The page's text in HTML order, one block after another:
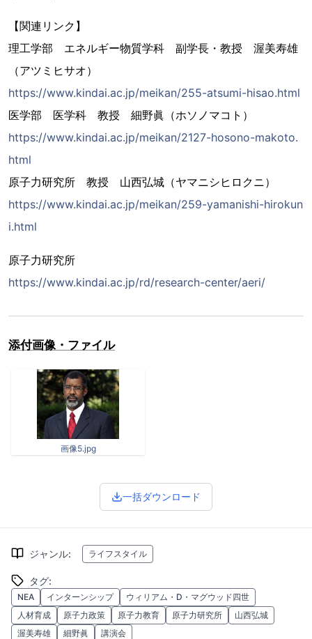
【関連リンク】
理工学部 エネルギー物質学科 副学長・教授 渥美寿雄
（アツミヒサオ）
https://www.kindai.ac.jp/meikan/255-atsumi-hisao.html
医学部 医学科 教授 細野眞（ホソノマコト）
https://www.kindai.ac.jp/meikan/2127-hosono-makoto.
html
原子力研究所 教授 山西弘城（ヤマニシヒロクニ）
https://www.kindai.ac.jp/meikan/259-yamanishi-hirokun
i.html
原子力研究所
https://www.kindai.ac.jp/rd/research-center/aeri/
添付画像・ファイル
画像5.jpg
一括ダウンロード
ジャンル: ライフスタイル
タグ:
NEA インターンシップ
ウィリアム・D・マグウッド四世
人材育成
原子力政策 原子力教育 原子力研究所
山西弘城
渥美寿雄
細野眞 講演会